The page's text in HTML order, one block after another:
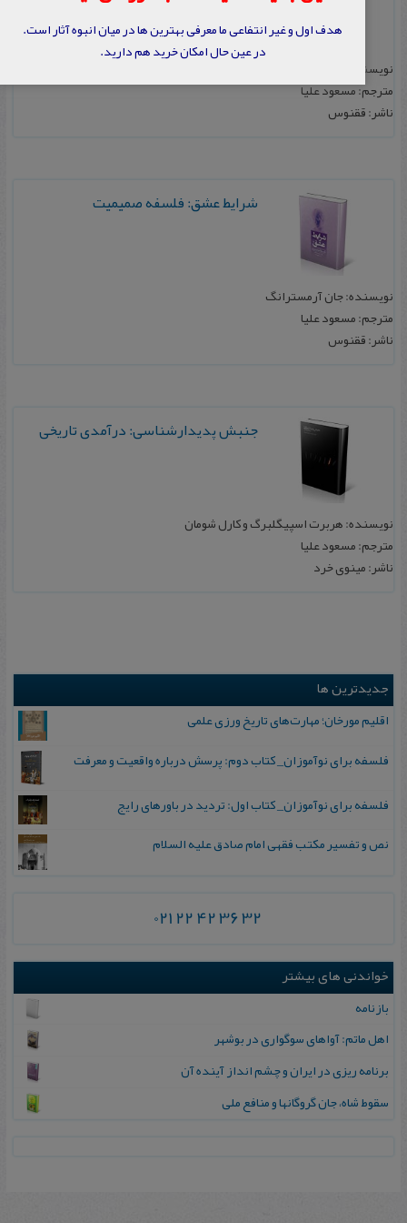
نویسنده: فردریک کاپلستون
مترجم: مسعود علیا
ناشر: ققنوس
شرایط عشق: فلسفه صمیمیت
نویسنده: جان آرمسترانگ
مترجم: مسعود علیا
ناشر: ققنوس
جنبش پدیدارشناسی: درآمدی تاریخی
نویسنده: هربرت اسپیگلبرگ و کارل شومان
مترجم: مسعود علیا
ناشر: مینوی خرد
جدیدترین ها
اقلیم مورخان؛ مهارت‌های تاریخ ورزی علمی
فلسفه برای نوآموزان_ کتاب دوم: پرسش درباره واقعیت و معرفت
فلسفه برای نوآموزان_ کتاب اول: تردید در باورهای رایج
نص و تفسیر مکتب فقهی امام صادق علیه السلام
021 22 42 36 32
خواندنی های بیشتر
ب‍ازن‍ام‍ه‌
اهل ماتم: آواهای سوگواری در بوشهر
برنامه ریزی در ایران و چشم انداز آینده آن
سقوط شاه‌، جان‌ گروگانها و منافع‌ ملی
هدف اول و غیر انتفاعی ما معرفی بهترین ها در میان انبوه آثار است.
در عین حال امکان خرید هم دارید.